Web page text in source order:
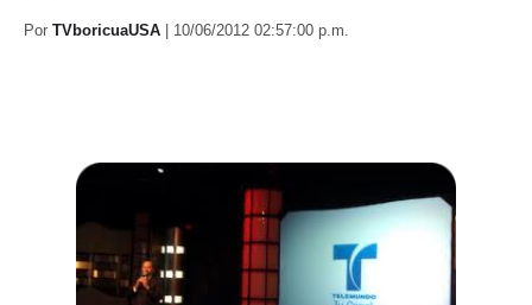
Por TVboricuaUSA 10/06/2012 02:57:00 p.m.